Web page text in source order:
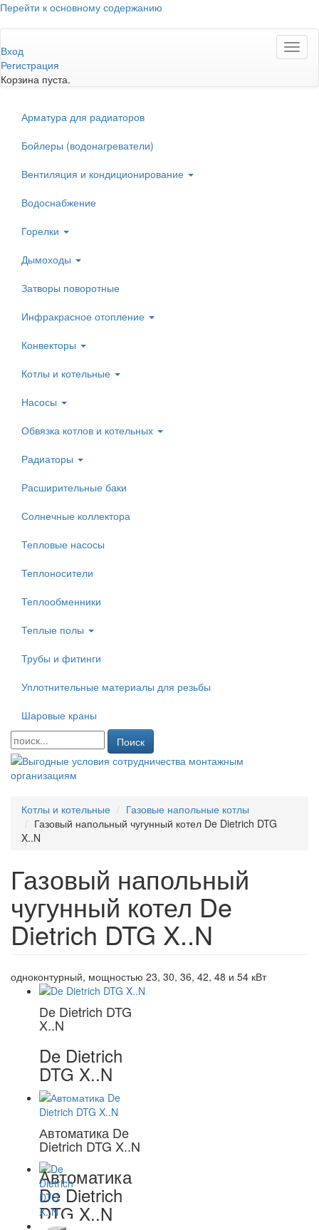
Перейти к основному содержанию
Вход
Регистрация
Корзина пуста.
Арматура для радиаторов
Бойлеры (водонагреватели)
Вентиляция и кондиционирование
Водоснабжение
Горелки
Дымоходы
Затворы поворотные
Инфракрасное отопление
Конвекторы
Котлы и котельные
Насосы
Обвязка котлов и котельных
Радиаторы
Расширительные баки
Солнечные коллектора
Тепловые насосы
Теплоносители
Теплообменники
Теплые полы
Трубы и фитинги
Уплотнительные материалы для резьбы
Шаровые краны
Поиск
Котлы и котельные
Газовые напольные котлы
Газовый напольный чугунный котел De Dietrich DTG
X..N
Газовый напольный
чугунный котел De
Dietrich DTG X..N
одноконтурный, мощностью 23, 30, 36, 42, 48 и 54 кВт
De Dietrich DTG
X..N
De Dietrich
DTG X..N
Автоматика De
Dietrich DTG X..N
Автоматика
De Dietrich
DTG X..N